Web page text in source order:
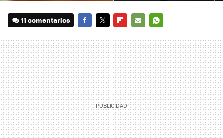
11 comentarios
MAIL